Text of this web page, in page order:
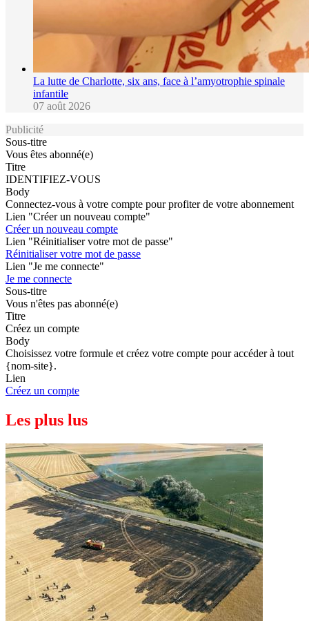
La lutte de Charlotte, six ans, face à l’amyotrophie spinale
infantile
07 août 2026
Publicité
Sous-titre
Vous êtes abonné(e)
Titre
IDENTIFIEZ-VOUS
Body
Connectez-vous à votre compte pour profiter de votre abonnement
Lien "Créer un nouveau compte"
Créer un nouveau compte
Lien "Réinitialiser votre mot de passe"
Réinitialiser votre mot de passe
Lien "Je me connecte"
Je me connecte
Sous-titre
Vous n'êtes pas abonné(e)
Titre
Créez un compte
Body
Choisissez votre formule et créez votre compte pour accéder à tout
{nom-site}.
Lien
Créez un compte
Les plus lus